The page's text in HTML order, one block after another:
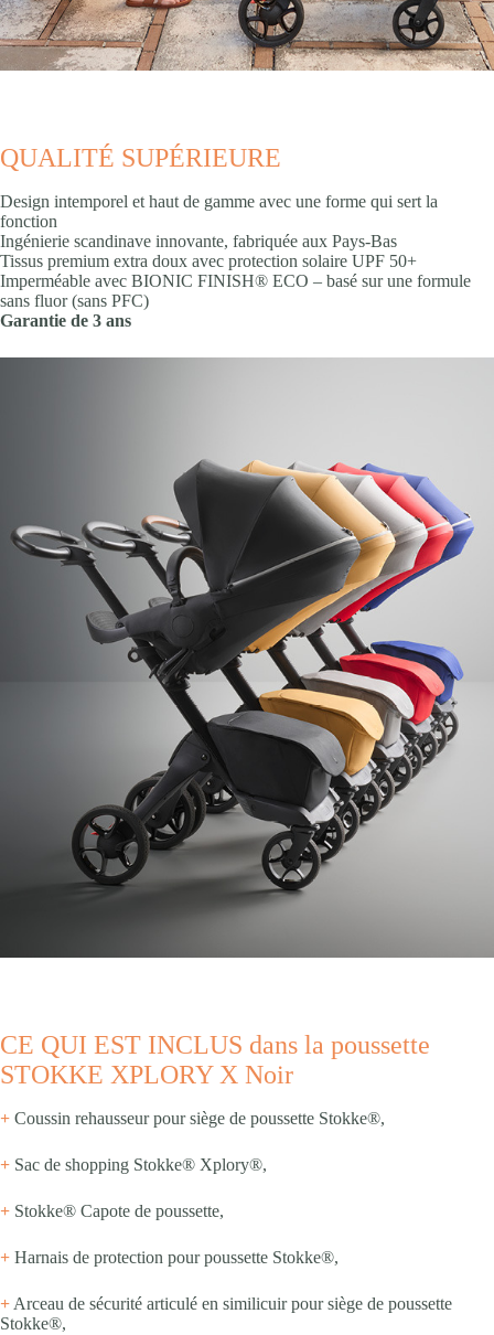
QUALITÉ SUPÉRIEURE
Design intemporel et haut de gamme avec une forme qui sert la
fonction
Ingénierie scandinave innovante, fabriquée aux Pays-Bas
Tissus premium extra doux avec protection solaire UPF 50+
Imperméable avec BIONIC FINISH® ECO – basé sur une formule
sans fluor (sans PFC)
Garantie de 3 ans
CE QUI EST INCLUS dans la poussette
STOKKE XPLORY X Noir
+ Coussin rehausseur pour siège de poussette Stokke®,
+ Sac de shopping Stokke® Xplory®,
+ Stokke® Capote de poussette,
+ Harnais de protection pour poussette Stokke®,
+ Arceau de sécurité articulé en similicuir pour siège de poussette
Stokke®,